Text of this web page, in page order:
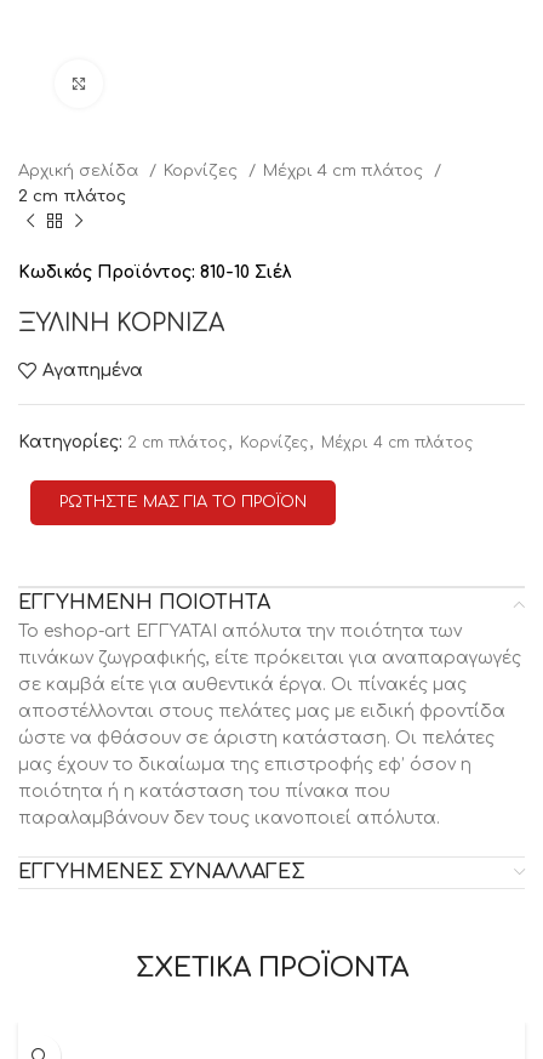
Αρχική σελίδα Κορνίζες
Μέχρι 4 cm πλάτος
2 cm πλάτος
Κωδικός Προϊόντος: 810-10 Σιέλ
ΞΥΛΙΝΗ ΚΟΡΝΙΖΑ
Αγαπημένα
Κατηγορίες: 2 cm πλάτος, Κορνίζες, Μέχρι 4 cm πλάτος
ΡΩΤΗΣΤΕ ΜΑΣ ΓΙΑ ΤΟ ΠΡΟΪΟΝ
ΕΓΓΥΗΜΕΝΗ ΠΟΙΟΤΗΤΑ
Το eshop-art ΕΓΓΥΑΤΑΙ απόλυτα την ποιότητα των
πινάκων ζωγραφικής, είτε πρόκειται για αναπαραγωγές
σε καμβά είτε για αυθεντικά έργα. Οι πίνακές μας
αποστέλλονται στους πελάτες μας με ειδική φροντίδα
ώστε να φθάσουν σε άριστη κατάσταση. Οι πελάτες
μας έχουν το δικαίωμα της επιστροφής εφ’ όσον η
ποιότητα ή η κατάσταση του πίνακα που
παραλαμβάνουν δεν τους ικανοποιεί απόλυτα.
ΕΓΓΥΗΜΕΝΕΣ ΣΥΝΑΛΛΑΓΕΣ
ΣΧΕΤΙΚΑ ΠΡΟΪΟΝΤΑ